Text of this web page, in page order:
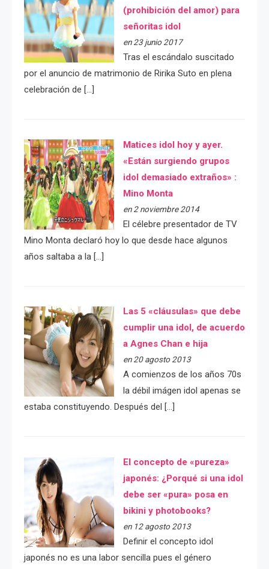
(prohibición del amor) para
señoritas idol
en 23 junio 2017
Tras el escándalo suscitado
por el anuncio de matrimonio de Ririka Suto en plena
celebración de […]
Matices idol hoy y ayer.
«Están surgiendo grupos
idol demasiado extraños» :
Mino Monta
en 2 noviembre 2014
El célebre presentador de TV
Mino Monta declaró hoy lo que desde hace algunos
años saltaba a la […]
Las 5 «cláusulas» que debe
cumplir una idol, de acuerdo
a Agnes Chan e hija
en 20 agosto 2013
A comienzos de los años 70s
la débil imágen idol apenas se
estaba constituyendo. Después del […]
El concepto de «pureza»
japonés: ¿Porqué si una idol
debe ser «pura» posa en
bikini y photobooks?
en 12 agosto 2013
Definir el concepto idol
japonés no es una labor sencilla pues el género